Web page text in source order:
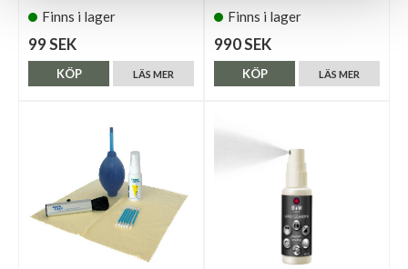
Finns i lager
99 SEK
LÄS MER
KÖP
Finns i lager
990 SEK
LÄS MER
KÖP